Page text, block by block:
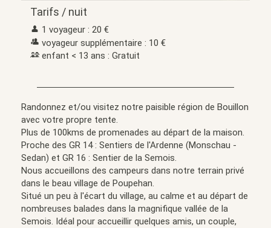
Tarifs / nuit
1 voyageur : 20 €
voyageur supplémentaire : 10 €
enfant < 13 ans : Gratuit
Randonnez et/ou visitez notre paisible région de Bouillon
avec votre propre tente.
Plus de 100kms de promenades au départ de la maison.
Proche des GR 14 : Sentiers de l'Ardenne (Monschau -
Sedan) et GR 16 : Sentier de la Semois.
Nous accueillons des campeurs dans notre terrain privé
dans le beau village de Poupehan.
Situé un peu à l'écart du village, au calme et au départ de
nombreuses balades dans la magnifique vallée de la
Semois. Idéal pour accueillir quelques amis, un couple,